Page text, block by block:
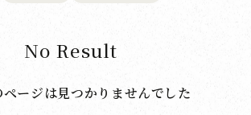
No Result
ージは見つかりませんでした